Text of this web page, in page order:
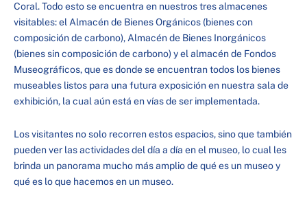
Coral. Todo esto se encuentra en nuestros tres almacenes
visitables: el Almacén de Bienes Orgánicos (bienes con
composición de carbono), Almacén de Bienes Inorgánicos
(bienes sin composición de carbono) y el almacén de Fondos
Museográficos, que es donde se encuentran todos los bienes
museables listos para una futura exposición en nuestra sala de
exhibición, la cual aún está en vías de ser implementada.
Los visitantes no solo recorren estos espacios, sino que también
pueden ver las actividades del día a día en el museo, lo cual les
brinda un panorama mucho más amplio de qué es un museo y
qué es lo que hacemos en un museo.